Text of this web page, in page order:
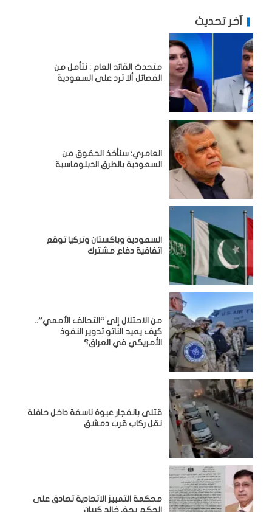
آخر تحديث
متحدث القائد العام : نتأمل من
الفصائل ألا ترد على السعودية
العامري: سنأخذ الحقوق من
السعودية بالطرق الدبلوماسية
السعودية وباكستان وتركيا توقع
اتفاقية دفاع مشترك
من الاحتلال إلى “التحالف الأممي”..
كيف يعيد الناتو تدوير النفوذ
الأمريكي في العراق؟
قتلى بانفجار عبوة ناسفة داخل حافلة
نقل ركاب قرب دمشق
محكمة التمييز الاتحادية تصادق على
الحكم بحق خالد كيبان